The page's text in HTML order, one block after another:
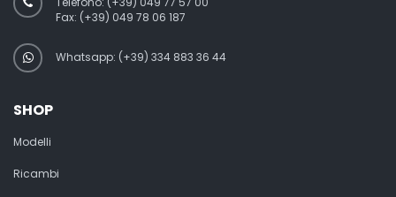
Fax: (+39) 049 78 06 187
Whatsapp: (+39) 334 883 36 44
SHOP
Modelli
Ricambi